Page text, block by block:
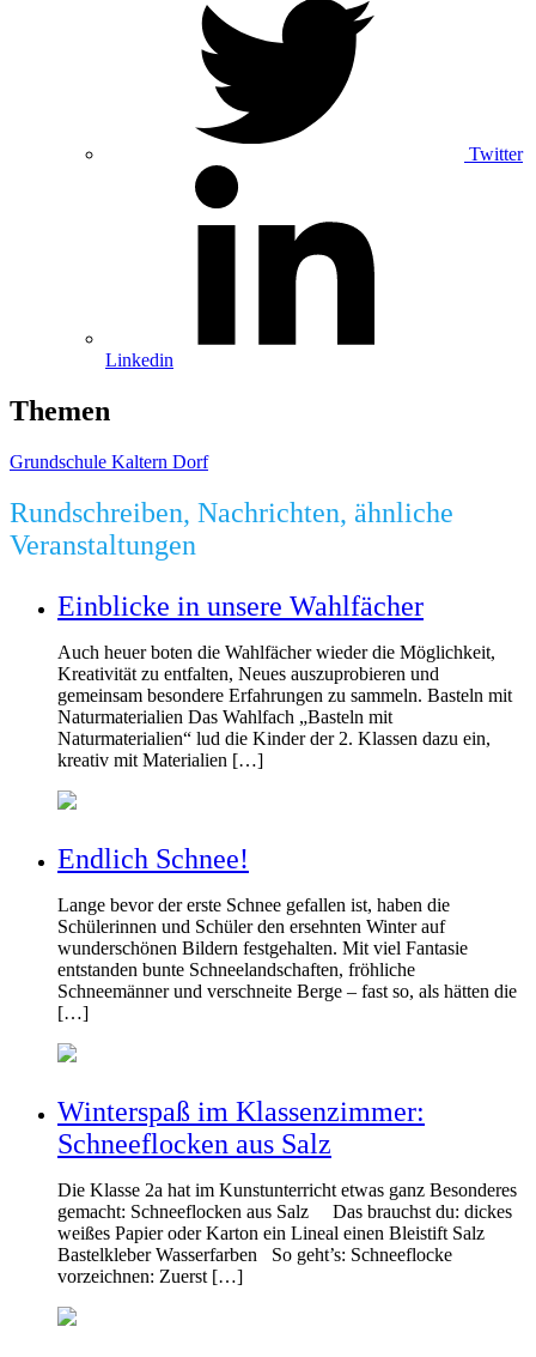
Twitter
Linkedin
Themen
Grundschule Kaltern Dorf
Rundschreiben, Nachrichten, ähnliche
Veranstaltungen
Einblicke in unsere Wahlfächer
Auch heuer boten die Wahlfächer wieder die Möglichkeit,
Kreativität zu entfalten, Neues auszuprobieren und
gemeinsam besondere Erfahrungen zu sammeln. Basteln mit
Naturmaterialien Das Wahlfach „Basteln mit
Naturmaterialien“ lud die Kinder der 2. Klassen dazu ein,
kreativ mit Materialien […]
Endlich Schnee!
Lange bevor der erste Schnee gefallen ist, haben die
Schülerinnen und Schüler den ersehnten Winter auf
wunderschönen Bildern festgehalten. Mit viel Fantasie
entstanden bunte Schneelandschaften, fröhliche
Schneemänner und verschneite Berge – fast so, als hätten die
[…]
Winterspaß im Klassenzimmer:
Schneeflocken aus Salz
Die Klasse 2a hat im Kunstunterricht etwas ganz Besonderes
gemacht: Schneeflocken aus Salz Das brauchst du: dickes
weißes Papier oder Karton ein Lineal einen Bleistift Salz
Bastelkleber Wasserfarben So geht’s: Schneeflocke
vorzeichnen: Zuerst […]